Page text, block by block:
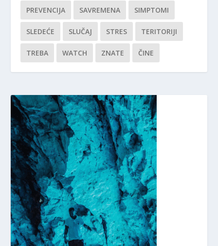
PREVENCIJA SAVREMENA SIMPTOMI
SLEDEĆE SLUČAJ STRES TERITORIJI
TREBA WATCH ZNATE ČINE